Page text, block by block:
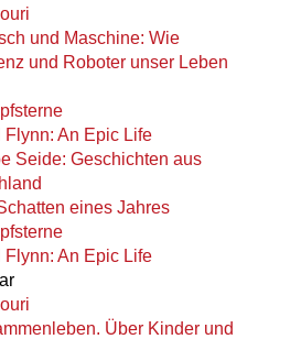
und Maschine: Wie
und Roboter unser Leben
Flynn: An Epic Life
Seide: Geschichten aus
eines Jahres
Flynn: An Epic Life
Über Kinder und